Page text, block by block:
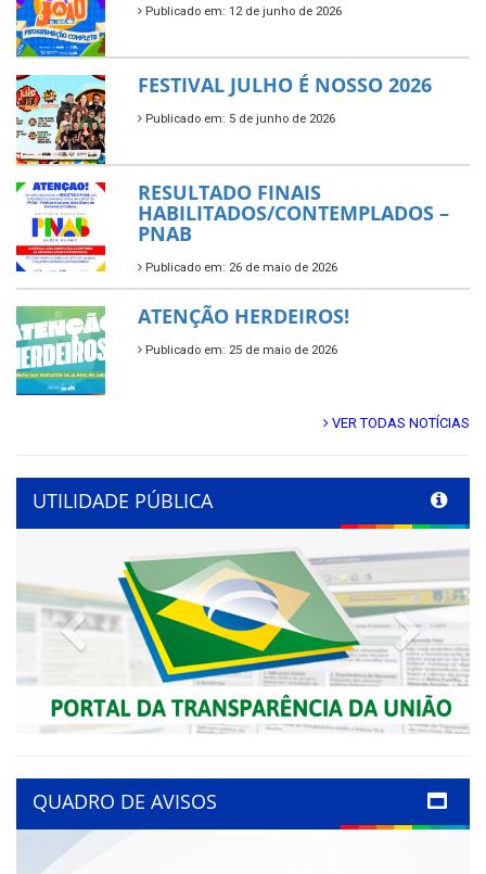
Publicado em: 12 de junho de 2026
FESTIVAL JULHO É NOSSO 2026
Publicado em: 5 de junho de 2026
RESULTADO FINAIS
HABILITADOS/CONTEMPLADOS –
PNAB
Publicado em: 26 de maio de 2026
ATENÇÃO HERDEIROS!
Publicado em: 25 de maio de 2026
VER TODAS NOTÍCIAS
UTILIDADE PÚBLICA
Previous Next
QUADRO DE AVISOS